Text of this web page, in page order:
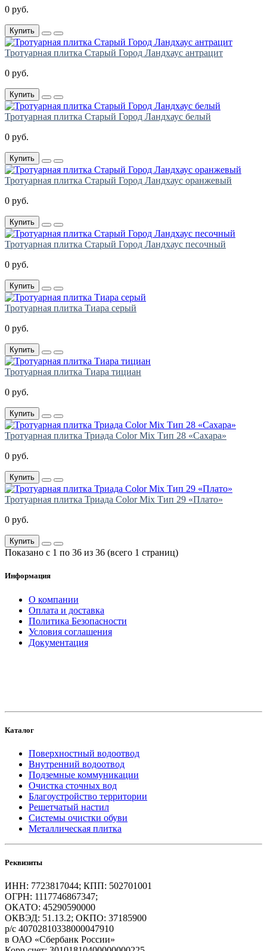
0 руб.
Купить
Тротуарная плитка Старый Город Ландхаус антрацит
0 руб.
Купить
Тротуарная плитка Старый Город Ландхаус белый
0 руб.
Купить
Тротуарная плитка Старый Город Ландхаус оранжевый
0 руб.
Купить
Тротуарная плитка Старый Город Ландхаус песочный
0 руб.
Купить
Тротуарная плитка Тиара серый
0 руб.
Купить
Тротуарная плитка Тиара тициан
0 руб.
Купить
Тротуарная плитка Триада Color Mix Тип 28 «Сахара»
0 руб.
Купить
Тротуарная плитка Триада Color Mix Тип 29 «Плато»
0 руб.
Купить
Показано с 1 по 36 из 36 (всего 1 страниц)
Информация
О компании
Оплата и доставка
Политика Безопасности
Условия соглашения
Документация
Каталог
Поверхностный водоотвод
Внутренний водоотвод
Подземные коммуникации
Очистка сточных вод
Благоустройство территории
Решетчатый настил
Системы очистки обуви
Металлическая плитка
Реквизиты
ИНН: 7723817044; КПП: 502701001
ОГРН: 1117746867347;
ОКАТО: 45290590000
ОКВЭД: 51.13.2; ОКПО: 37185900
р/с 40702810338000047910
в ОАО «Сбербанк России»